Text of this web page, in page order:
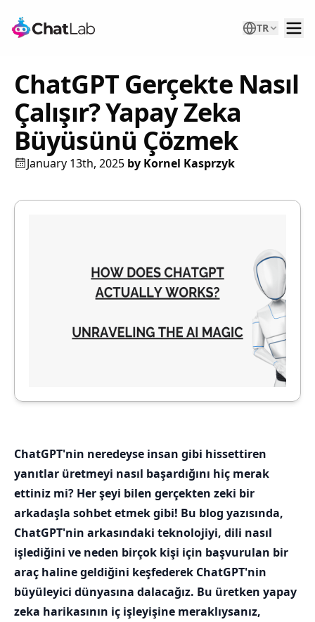
TR
ChatGPT Gerçekte Nasıl
Çalışır? Yapay Zeka
Büyüsünü Çözmek
January 13th, 2025 by Kornel Kasprzyk
ChatGPT'nin neredeyse insan gibi hissettiren
yanıtlar üretmeyi nasıl başardığını hiç merak
ettiniz mi? Her şeyi bilen gerçekten zeki bir
arkadaşla sohbet etmek gibi! Bu blog yazısında,
ChatGPT'nin arkasındaki teknolojiyi, dili nasıl
işlediğini ve neden birçok kişi için başvurulan bir
araç haline geldiğini keşfederek ChatGPT'nin
büyüleyici dünyasına dalacağız. Bu üretken yapay
zeka harikasının iç işleyişine meraklıysanız,